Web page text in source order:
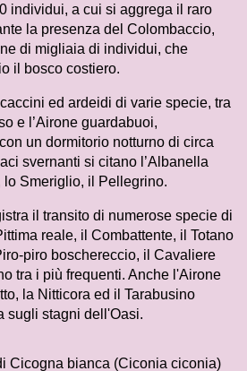
individui, a cui si aggrega il raro
la presenza del Colombaccio,
di migliaia di individui, che
il bosco costiero.
ed ardeidi di varie specie, tra
e l’Airone guardabuoi,
un dormitorio notturno di circa
svernanti si citano l’Albanella
Smeriglio, il Pellegrino.
il transito di numerose specie di
reale, il Combattente, il Totano
piro boschereccio, il Cavaliere
tra i più frequenti. Anche l'Airone
la Nitticora ed il Tarabusino
sugli stagni dell'Oasi.
Cicogna bianca (Ciconia ciconia)